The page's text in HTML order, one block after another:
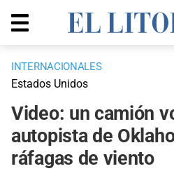
INTERNACIONALES
Estados Unidos
Video: un camión
autopista de
ráfagas de viento